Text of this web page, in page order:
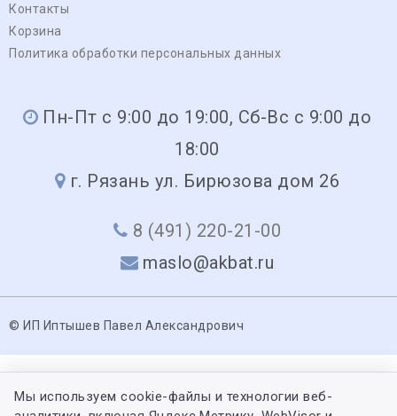
Контакты
Корзина
Политика обработки персональных данных
Пн-Пт с 9:00 до 19:00, Сб-Вс с 9:00 до
18:00
г. Рязань ул. Бирюзова дом 26
8 (491) 220-21-00
maslo@akbat.ru
© ИП Иптышев Павел Александрович
Мы используем cookie-файлы и технологии веб-